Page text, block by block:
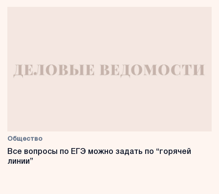
Общество
Все вопросы по ЕГЭ можно задать по “горячей
линии”